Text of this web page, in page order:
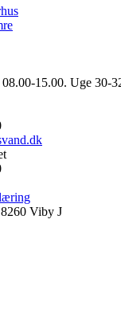
15.00. Uge 30-
Viby J